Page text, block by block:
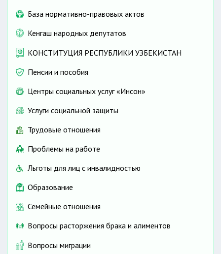
База нормативно-правовых актов
Кенгаш народных депутатов
КОНСТИТУЦИЯ РЕСПУБЛИКИ УЗБЕКИСТАН
Пенсии и пособия
Центры социальных услуг «Инсон»
Услуги социальной защиты
Трудовые отношения
Проблемы на работе
Льготы для лиц с инвалидностью
Образование
Семейные отношения
Вопросы расторжения брака и алиментов
Вопросы миграции